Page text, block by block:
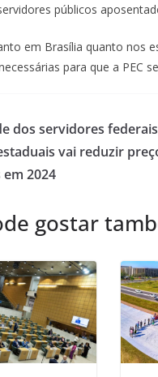
públicos
em Brasília quanto nos
para que a PEC
dos servidores
vai reduzir
2024
gostar